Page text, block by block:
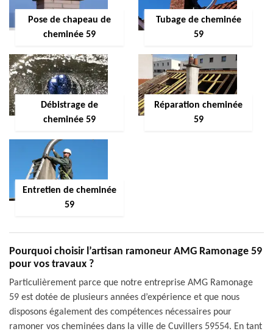
Pose de chapeau de
cheminée 59
Tubage de cheminée
59
Débistrage de
cheminée 59
Réparation cheminée
59
Entretien de cheminée
59
Pourquoi choisir l’artisan ramoneur AMG Ramonage 59
pour vos travaux ?
Particulièrement parce que notre entreprise AMG Ramonage
59 est dotée de plusieurs années d’expérience et que nous
disposons également des compétences nécessaires pour
ramoner vos cheminées dans la ville de Cuvillers 59554. En tant